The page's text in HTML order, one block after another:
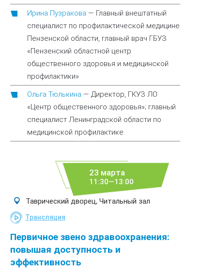
Ирина Пузракова — Главный внештатный
специалист по профилактической медицине
Пензенской области, главный врач ГБУЗ
«Пензенский областной центр
общественного здоровья и медицинской
профилактики»
Ольга Тюлькина — Директор, ГКУЗ ЛО
«Центр общественного здоровья»; главный
специалист Ленинградской области по
медицинской профилактике
23 марта
11:30—13:00
Таврический дворец, Читальный зал
Трансляция
Первичное звено здравоохранения:
повышая доступность и
эффективность